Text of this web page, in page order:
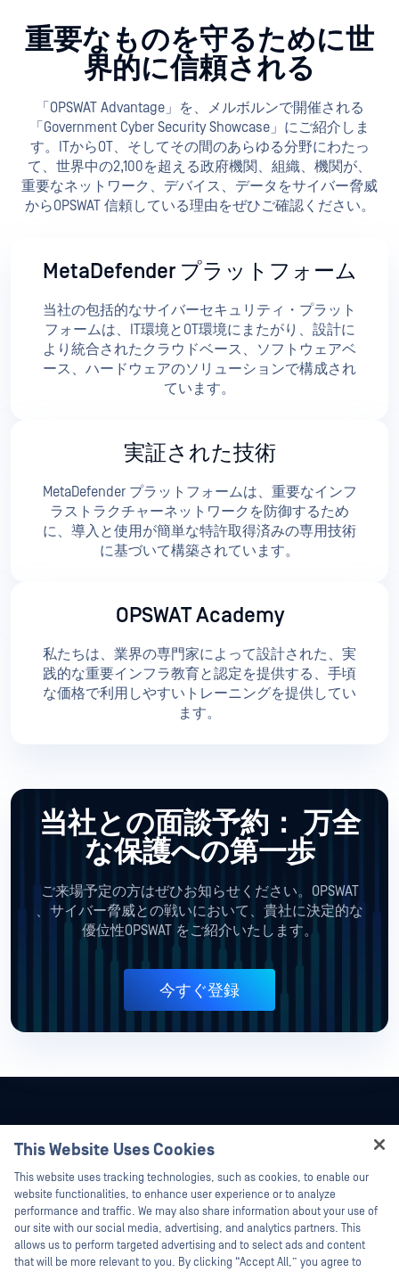
重要なものを守るために世
界的に信頼される
「OPSWAT Advantage」を、メルボルンで開催される
「Government Cyber Security Showcase」にご紹介しま
す。ITからOT、そしてその間のあらゆる分野にわたっ
て、世界中の2,100を超える政府機関、組織、機関が、
重要なネットワーク、デバイス、データをサイバー脅威
からOPSWAT 信頼している理由をぜひご確認ください。
MetaDefender プラットフォーム
当社の包括的なサイバーセキュリティ・プラット
フォームは、IT環境とOT環境にまたがり、設計に
より統合されたクラウドベース、ソフトウェアベ
ース、ハードウェアのソリューションで構成され
ています。
実証された技術
MetaDefender プラットフォームは、重要なインフ
ラストラクチャーネットワークを防御するため
に、導入と使用が簡単な特許取得済みの専用技術
に基づいて構築されています。
OPSWAT Academy
私たちは、業界の専門家によって設計された、実
践的な重要インフラ教育と認定を提供する、手頃
な価格で利用しやすいトレーニングを提供してい
ます。
当社との面談予約： 万全
な保護への第一歩
ご来場予定の方はぜひお知らせください。OPSWAT
、サイバー脅威との戦いにおいて、貴社に決定的な
優位性OPSWAT をご紹介いたします。
今すぐ登録
This Website Uses Cookies
This website uses tracking technologies, such as cookies, to enable our
website functionalities, to enhance user experience or to analyze
performance and traffic. We may also share information about your use of
our site with our social media, advertising, and analytics partners. This
allows us to perform targeted advertising and to select ads and content
that will be more relevant to you. By clicking “Accept All,” you agree to
Hey there!
I'm Ozzy, your OPSWAT virtual assistant.
How can I help you secure what's critical
today?